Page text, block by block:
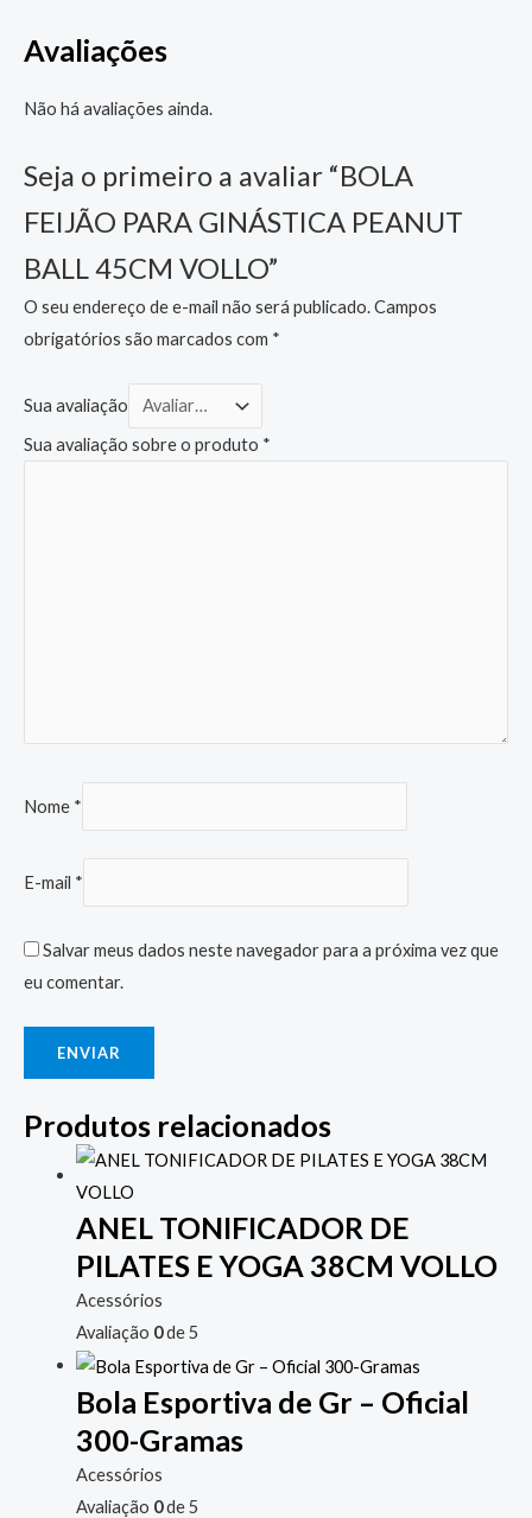
Avaliações
Não há avaliações ainda.
Seja o primeiro a avaliar “BOLA
FEIJÃO PARA GINÁSTICA PEANUT
BALL 45CM VOLLO”
O seu endereço de e-mail não será publicado.Campos
obrigatórios são marcados com *
Sua avaliação
Sua avaliação sobre o produto *
Nome *
E-mail *
Salvar meus dados neste navegador para a próxima vez que
eu comentar.
Produtos relacionados
ANEL TONIFICADOR DE
PILATES E YOGA 38CM VOLLO
Acessórios
Avaliação 0de 5
Bola Esportiva de Gr – Oficial
300-Gramas
Acessórios
Avaliação 0de 5